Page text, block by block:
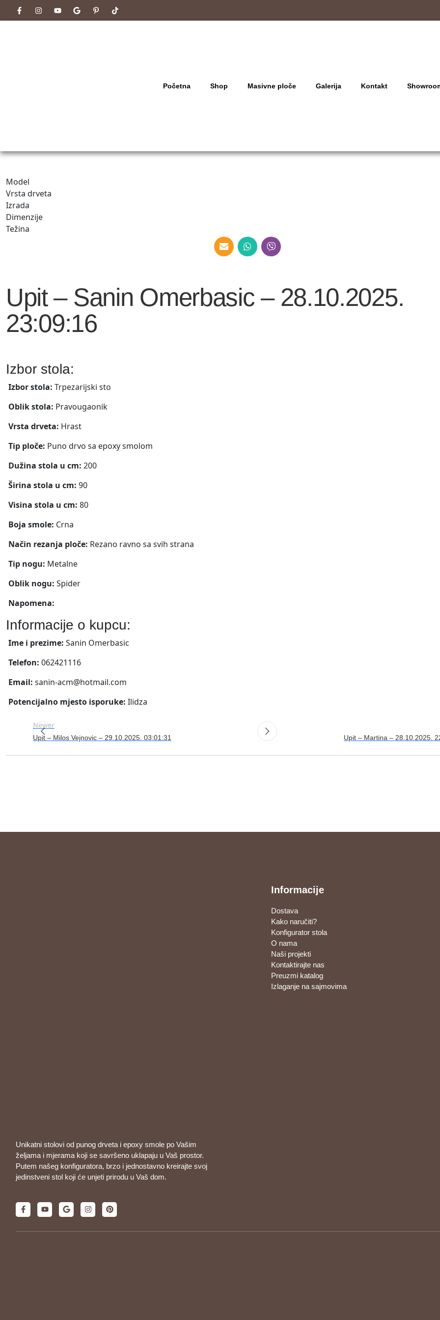
Početna Shop Masivne ploče Galerija Kontakt
Model
Vrsta drveta
Izrada
Dimenzije
Težina
Upit – Sanin Omerbasic – 28.10.2025.
23:09:16
Izbor stola:
Izbor stola: Trpezarijski sto
Oblik stola: Pravougaonik
Vrsta drveta: Hrast
Tip ploče: Puno drvo sa epoxy smolom
Dužina stola u cm: 200
Širina stola u cm: 90
Visina stola u cm: 80
Boja smole: Crna
Način rezanja ploče: Rezano ravno sa svih strana
Tip nogu: Metalne
Oblik nogu: Spider
Napomena:
Informacije o kupcu:
Ime i prezime: Sanin Omerbasic
Telefon: 062421116
Email: sanin-acm@hotmail.com
Potencijalno mjesto isporuke: Ilidza
Newer
Upit – Milos Vejnovic – 29.10.2025. 03:01:31 Upit – Martina – 28.10.2025.
Unikatni stolovi od punog drveta i epoxy smole po Vašim
željama i mjerama koji se savršeno uklapaju u Vaš prostor.
Putem našeg konfiguratora, brzo i jednostavno kreirajte svoj
jedinstveni stol koji će unjeti prirodu u Vaš dom.
Informacije
Dostava
Kako naručiti?
Konfigurator stola
O nama
Naši projekti
Kontaktirajte nas
Preuzmi katalog
Izlaganje na sajmovima